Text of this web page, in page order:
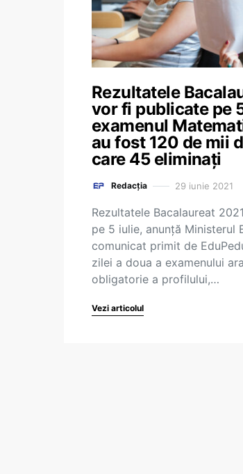
Rezultatele
vor fi publicate pe
examenul
au fost 120 de mii
care 45 eliminați
Redacția 29 iunie 2021
Rezultatele Bacalaureat
pe 5 iulie, anunță Ministerul
comunicat primit de
zilei a doua a examenului
obligatorie a profilului,…
Vezi articolul